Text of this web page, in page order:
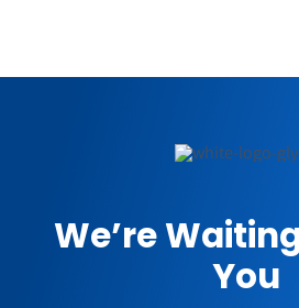
We’re
You